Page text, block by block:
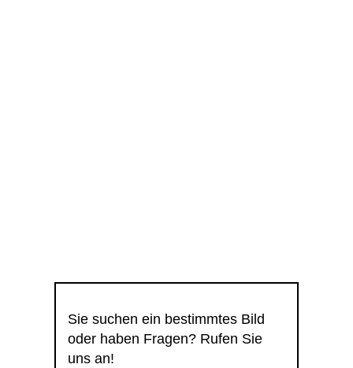
Sie suchen ein bestimmtes Bild
oder haben Fragen? Rufen Sie
uns an!